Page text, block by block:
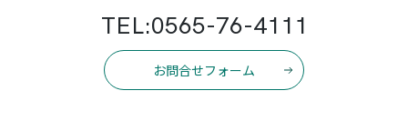
TEL:0565-76-4111
お問合せフォーム